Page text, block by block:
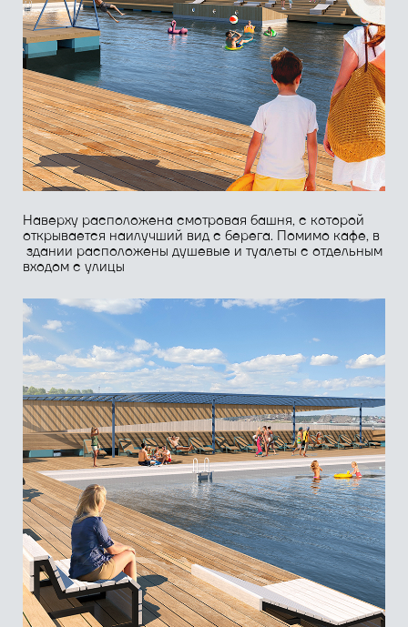
Здесь расположены зоны для купания взрослых
и детей, вышка для прыжков в воду, тарзанки, перголы
с шезлонгами и раздевалками, уличные гостиные
для тихого отдыха, гамак над водой и качели
с панорамным видом на пруд
свою функцию: рыбацкий пирс, пирс для настольных
игр, пирс для встреч, пирс для тихого отдыха в гамаках
Треуголка- площадка над водосбросом плотины,
особое место на пруду. В центре,арт-объект
«Чугунные ядра», которые когда-то производили
на Александровском заводе, а сегодня это кресла
и вазоны